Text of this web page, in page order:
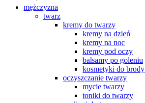
mężczyzna
twarz
kremy do twarzy
kremy na dzień
kremy na noc
kremy pod oczy
balsamy po goleniu
kosmetyki do brody
oczyszczanie twarzy
mycie twarzy
toniki do twarzy